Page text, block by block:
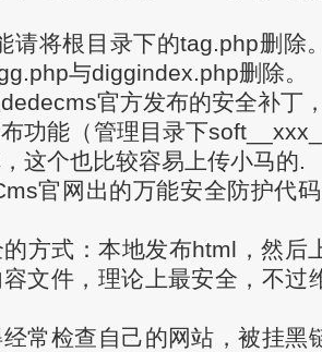
请将根目录下的tag.php删除
与diggindex.php删除。
官方发布的安全补丁
功能（管理目录下
这个也比较容易上传小马的.
官网出的万能安全防护代
方式：本地发布html，然后
文件，理论上最安全，不过
常检查自己的网站，被挂黑